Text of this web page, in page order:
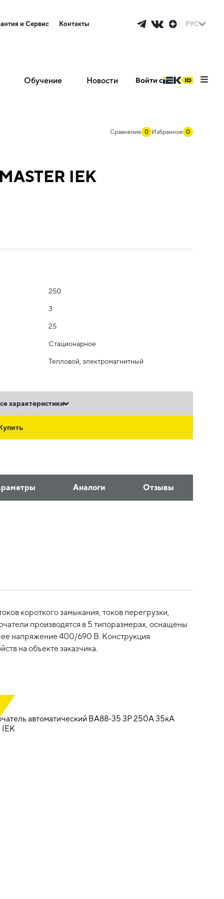
и Сервис Контакты РУС
Обучение Новости Войти с
Сравнение 0 Избранное 0
IEK
250
3
25
Стационарное
Тепловой, электромагнитный
характеристики
Аналоги Отзывы
короткого замыкания, токов перегрузки,
производятся в 5 типоразмерах, оснащены
напряжение 400/690 В. Конструкция
на объекте заказчика.